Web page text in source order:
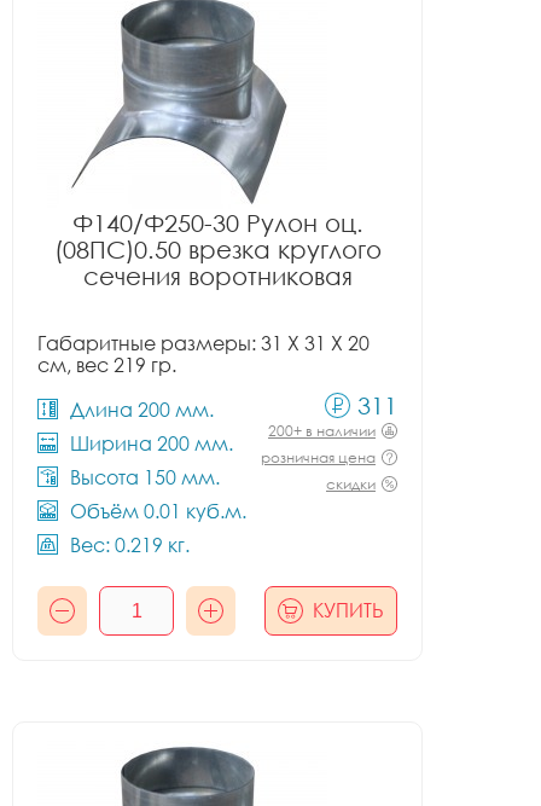
Ф140/Ф250-30 Рулон оц.
(08ПС)0.50 врезка круглого
сечения воротниковая
Габаритные размеры: 31 X 31 X 20
см, вес 219 гр.
Длина 200 мм.
Ширина 200 мм.
Высота 150 мм.
Объём 0.01 куб.м.
Вес: 0.219 кг.
311
200+ в наличии
розничная цена
скидки
КУПИТЬ